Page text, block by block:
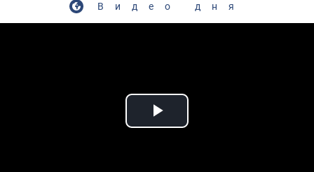
Видео дня
Play Video